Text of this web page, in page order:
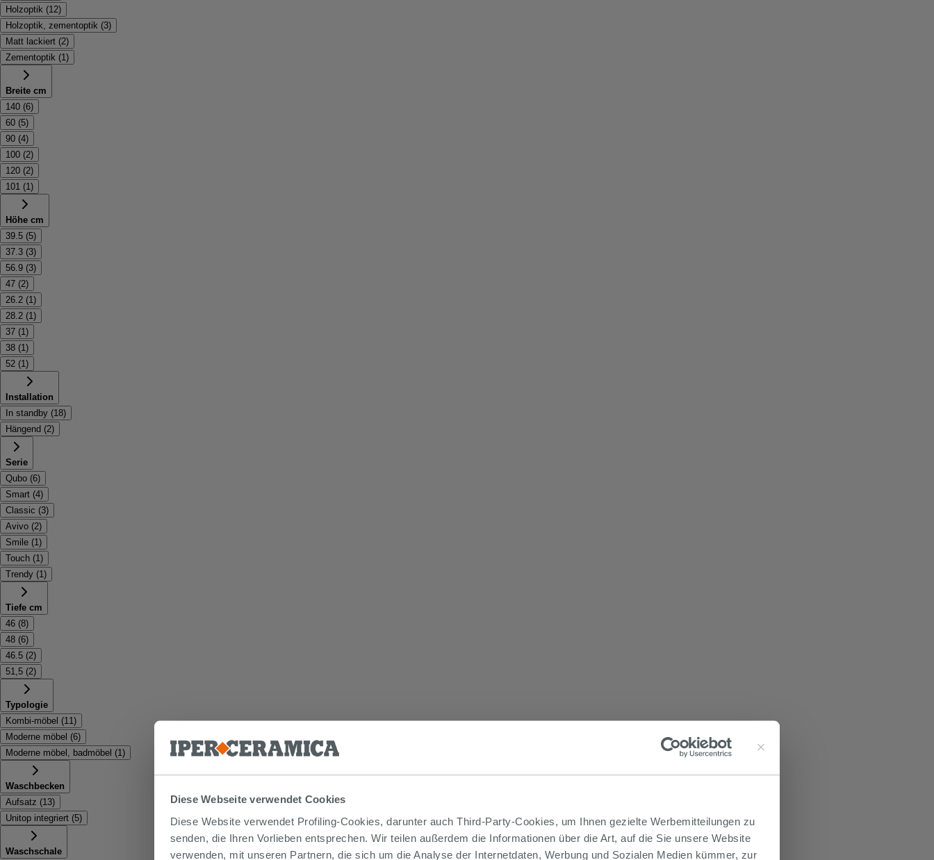
Diese Webseite verwendet Cookies
Diese Website verwendet Profiling-Cookies, darunter auch Third-Party-Cookies, um Ihnen gezielte Werbemitteilungen zu
senden, die Ihren Vorlieben entsprechen. Wir teilen außerdem die Informationen über die Art, auf die Sie unsere Website
verwenden, mit unseren Partnern, die sich um die Analyse der Internetdaten, Werbung und Sozialen Medien kümmer, zur
Holzoptik (12)
Holzoptik, zementoptik (3)
Matt lackiert (2)
Zementoptik (1)
Breite cm
140 (6)
60 (5)
90 (4)
100 (2)
120 (2)
101 (1)
Höhe cm
39.5 (5)
37.3 (3)
56.9 (3)
47 (2)
26.2 (1)
28.2 (1)
37 (1)
38 (1)
52 (1)
Installation
In standby (18)
Hängend (2)
Serie
Qubo (6)
Smart (4)
Classic (3)
Avivo (2)
Smile (1)
Touch (1)
Trendy (1)
Tiefe cm
46 (8)
48 (6)
46.5 (2)
51,5 (2)
Typologie
Kombi-möbel (11)
Moderne möbel (6)
Moderne möbel, badmöbel (1)
Waschbecken
Aufsatz (13)
Unitop integriert (5)
Waschschale